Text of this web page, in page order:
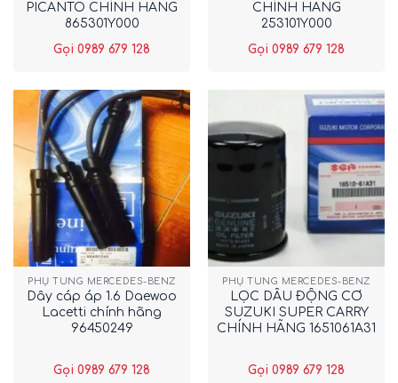
PICANTO CHÍNH HÃNG
865301Y000
Gọi 0989 679 128
CHÍNH HÃNG
253101Y000
Gọi 0989 679 128
PHỤ TÙNG MERCEDES-BENZ
Dây cáp áp 1.6 Daewoo
Lacetti chính hãng
96450249
Gọi 0989 679 128
PHỤ TÙNG MERCEDES-BENZ
LỌC DẦU ĐỘNG CƠ
SUZUKI SUPER CARRY
CHÍNH HÃNG 1651061A31
Gọi 0989 679 128